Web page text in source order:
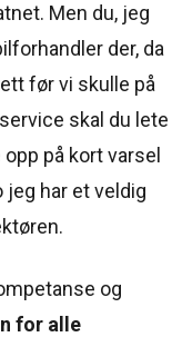
Men du, jeg
der, da
før vi skulle på
skal du lete
på kort varsel
jeg har et veldig
og
for alle